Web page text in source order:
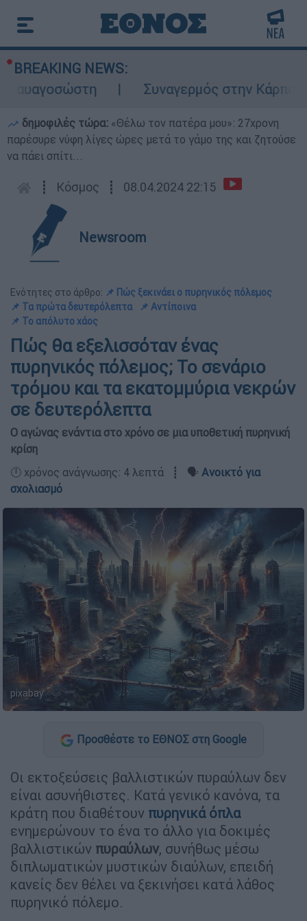
BREAKING NEWS:
Συναγερμός στην Κάρπαθο:
δημοφιλές τώρα: «Θέλω τον πατέρα μου»: 27χρονη
παρέσυρε νύφη λίγες ώρες μετά το γάμο της και ζητούσε
να πάει σπίτι...
┋ Κόσμος ┋ 08.04.2024 22:15
Newsroom
Ενότητες στο άρθρο: 📌 Πώς ξεκινάει ο πυρηνικός πόλεμος
📌 Τα πρώτα δευτερόλεπτα
📌 Αντίποινα
📌 Το απόλυτο χάος
Πώς θα εξελισσόταν ένας
πυρηνικός πόλεμος; Το σενάριο
τρόμου και τα εκατομμύρια νεκρών
σε δευτερόλεπτα
Ο αγώνας ενάντια στο χρόνο σε μια υποθετική πυρηνική
κρίση
🕛 χρόνος ανάγνωσης: 4 λεπτά ┋ 🗣️ Ανοικτό για
σχολιασμό
pixabay
Προσθέστε το ΕΘΝΟΣ στη Google
Οι εκτοξεύσεις βαλλιστικών πυραύλων δεν
είναι ασυνήθιστες. Κατά γενικό κανόνα, τα
κράτη που διαθέτουν πυρηνικά όπλα
ενημερώνουν το ένα το άλλο για δοκιμές
βαλλιστικών πυραύλων, συνήθως μέσω
διπλωματικών μυστικών διαύλων, επειδή
κανείς δεν θέλει να ξεκινήσει κατά λάθος
πυρηνικό πόλεμο.